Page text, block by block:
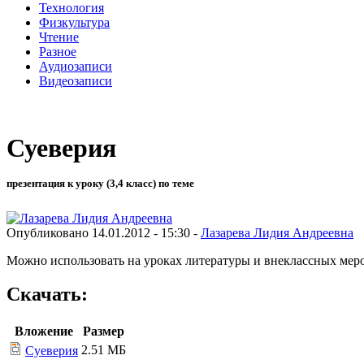
Технология
Физкультура
Чтение
Разное
Аудиозаписи
Видеозаписи
Суеверия
презентация к уроку (3,4 класс) по теме
Опубликовано 14.01.2012 - 15:30 - Лазарева Лидия Андреевна
Можно использовать на уроках литературы и внеклассных
Скачать:
Вложение
Размер
Суеверия 2.51 МБ